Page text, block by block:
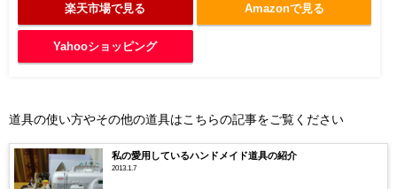
楽天市場で見る Amazonで見る
Yahooショッピング
道具の使い方やその他の道具はこちらの記事をご覧ください
私の愛用しているハンドメイド道具の紹介
2013.1.7